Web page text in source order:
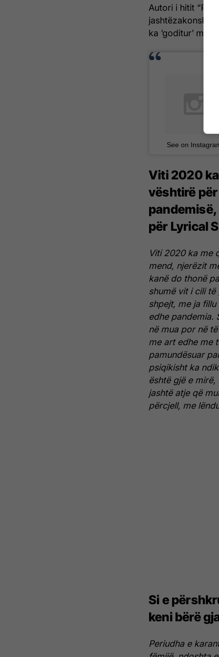
Autori i hitit
ka ‘goditur’
See on
Viti 2020
vështirë
për Lyrical
Viti 2020 ka me
mend, njerëzit
kanë do thonë
shumë vit i cili
shpejt, me ja
edhe pandemia.
në mua por në
me art edhe me
pamundësuar
psiqikisht ka
është gjë e
jashtë atje që
përcjell, me
Si e
keni bërë
Periudha e